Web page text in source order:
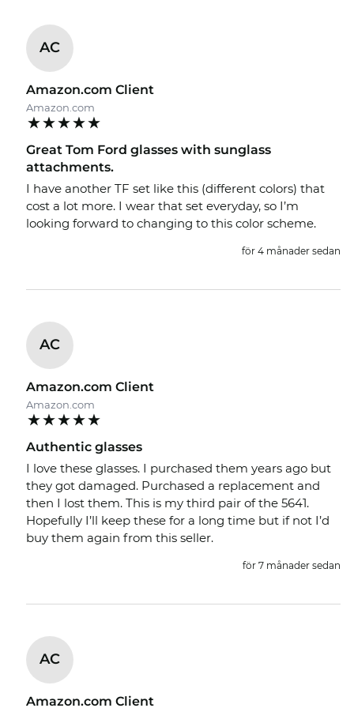
AC
Amazon.com Client
Amazon.com
Great Tom Ford glasses with sunglass
attachments.
I have another TF set like this (different colors) that
cost a lot more. I wear that set everyday, so I’m
looking forward to changing to this color scheme.
för 4 månader sedan
AC
Amazon.com Client
Amazon.com
Authentic glasses
I love these glasses. I purchased them years ago but
they got damaged. Purchased a replacement and
then I lost them. This is my third pair of the 5641.
Hopefully I’ll keep these for a long time but if not I’d
buy them again from this seller.
för 7 månader sedan
AC
Amazon.com Client